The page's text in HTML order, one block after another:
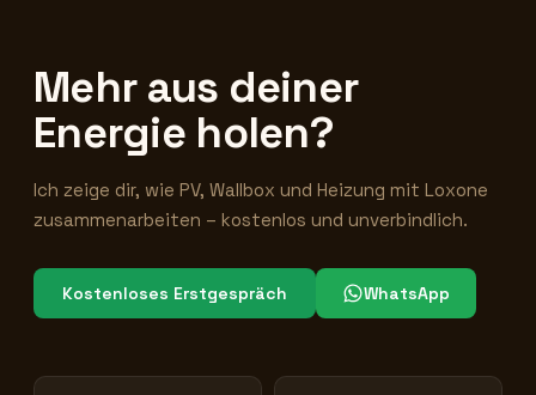
Mehr aus deiner
Energie holen?
Ich zeige dir, wie PV, Wallbox und Heizung mit Loxone
zusammenarbeiten – kostenlos und unverbindlich.
Kostenloses Erstgespräch WhatsApp